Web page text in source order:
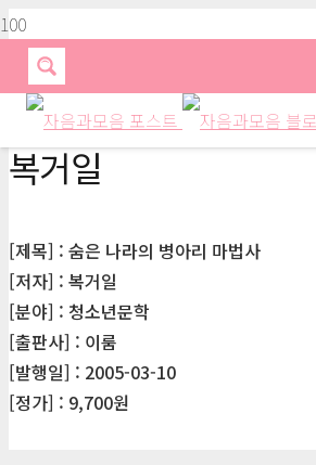
복거일
[제목] : 숨은 나라의 병아리 마법사
[저자] : 복거일
[분야] : 청소년문학
[출판사] : 이룸
[발행일] : 2005-03-10
[정가] : 9,700원